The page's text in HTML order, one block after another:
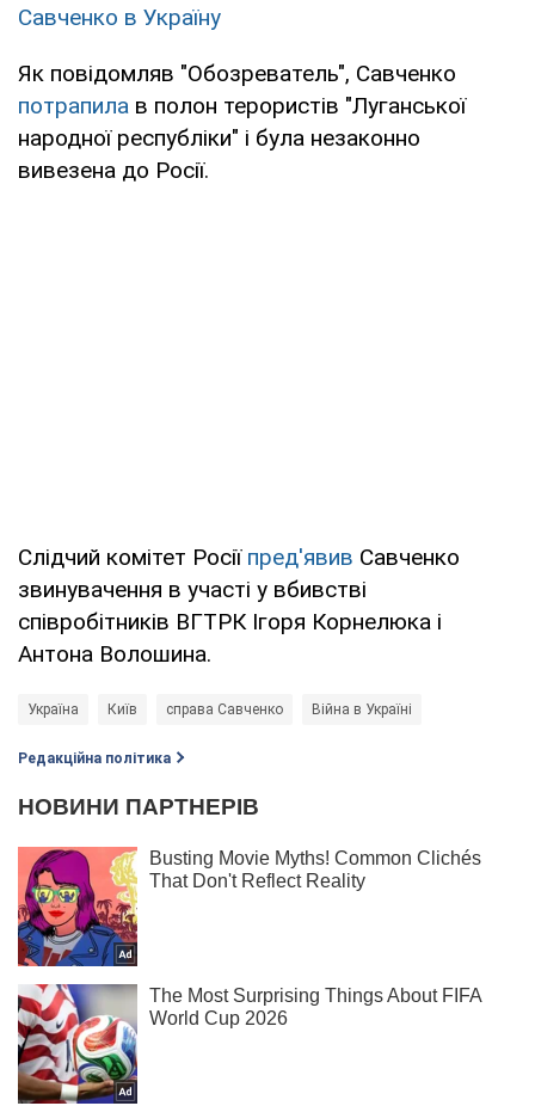
Савченко в Україну
Як повідомляв "Обозреватель", Савченко
потрапила в полон терористів "Луганської
народної республіки" і була незаконно
вивезена до Росії.
Слідчий комітет Росії пред'явив Савченко
звинувачення в участі у вбивстві
співробітників ВГТРК Ігоря Корнелюка і
Антона Волошина.
Україна Київ справа Савченко Війна в Україні
Редакційна політика